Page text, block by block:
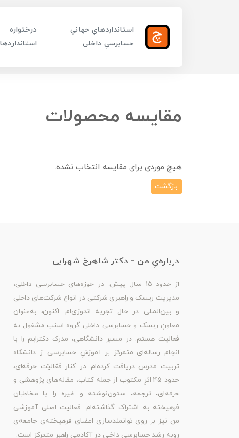
استانداردهایِ جهانیِ
حسابرسیِ داخلی
درختواره
استانداردها
مقایسه محصولات
هیچ موردی برای مقایسه انتخاب نشده.
بازگشت
درباره‌یِ من - دکتر شاهرخ شهرابی
از حدود 15 سال پیش، در حوزه‌های حسابرسی داخلی،
مدیریت ریسک و راهبری شرکتی در انواع شرکت‌های داخلی
و بین‌المللی در حال تجربه اندوزی‌ام. اکنون، به‌عنوان
معاونِ ریسک و حسابرسی داخلی گروه اسنپ مشغول به
فعالیت هستم. در مسیر دانشگاهی، مدرک دکترایم را با
انجام رساله‌ای متمرکز بر آموزشِ حسابرسی از دانشگاه
تربیت مدرس دریافت کرده‌ام. در کنار فعّالیّت حرفه‌ای،
حدود 45 اثرِ مکتوب از جمله کتاب، مقاله‌های پژوهشی و
حرفه‌ای، ترجمه، ستون‌نوشته و غیره را با مخاطبان
فرهیخته به اشتراک گذاشته‌ام. فعالیت اصلی آموزشی
من نیز بر روی توانمندسازی اعضای فرهیخته‌ی جامعه‌ی
روبه رشد حسابرسی داخلی در آکادمی راهبر متمرکز است.